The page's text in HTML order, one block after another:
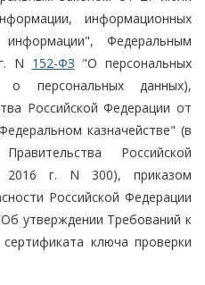
информационных
Федеральным
N 152-ФЗ "О персональных
персональных данных),
Российской Федерации от
казначействе" (в
Российской
г. N 300), приказом
Российской Федерации
утверждении Требований к
ключа проверки